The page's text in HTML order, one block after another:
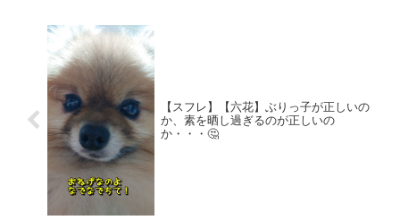
【スフレ】【六花】ぶりっ子が正しいの
か、素を晒し過ぎるのが正しいの
か・・・🤔